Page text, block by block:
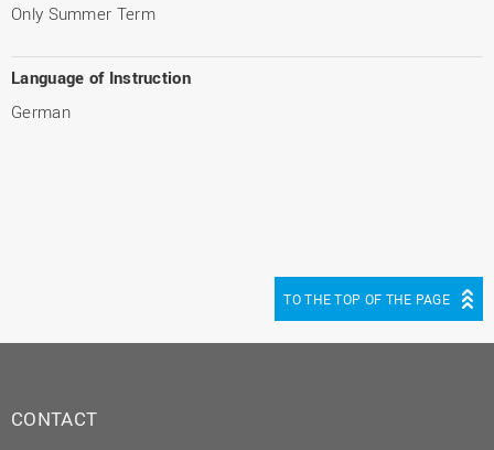
Only Summer Term
Language of Instruction
German
TO THE TOP OF THE PAGE
CONTACT